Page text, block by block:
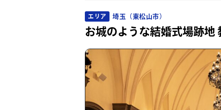
エリア 埼玉（東松山市）
お城のような結婚式場跡地